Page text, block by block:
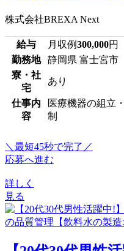
株式会社BREXA Next
給与 月収例300,000円
勤務地
静岡県 富士宮市
寮・社
宅
あり
仕事内
容
医療機器の組立
制
＼最短45秒で完了／
応募へ進む
詳しく
見る